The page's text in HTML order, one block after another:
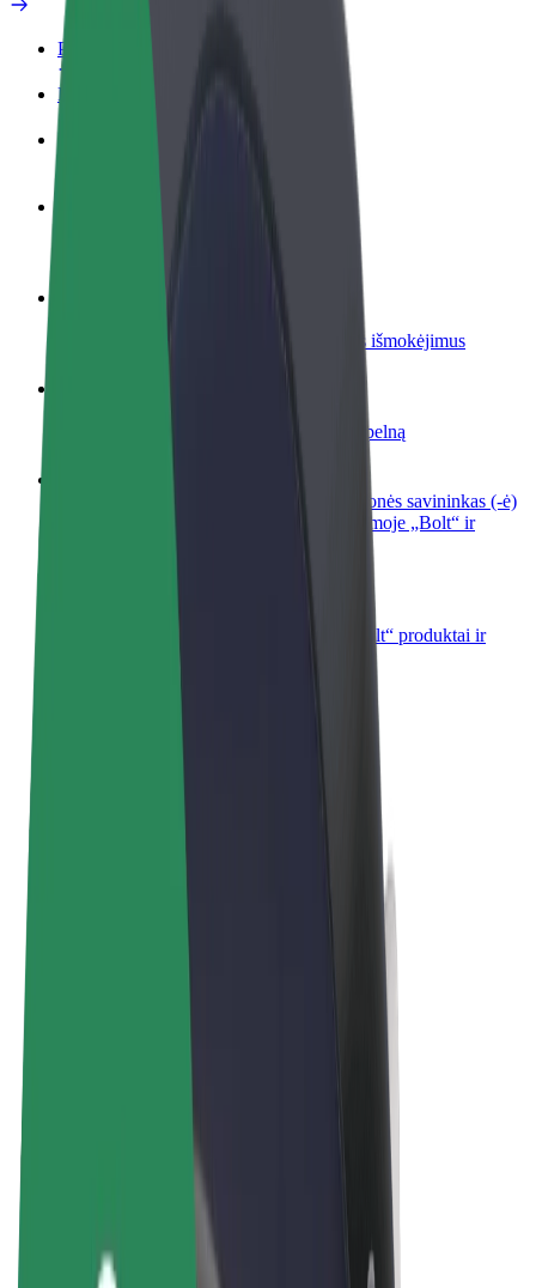
Privalumai
Kaip prisijungti
DUK
Tapkite vairuotoju (-a)
Pristatinėkite maistą ir gaukite savaitinius išmokėjimus
Pritraukite daugiau klientų ir padidinkite pelną
Registruotis kaip automobilių nuomos įmonės savininkas (-ė)
Užregistruokite savo automobilius platformoje „Bolt“ ir
Atskirų įmonių poreikiams pritaikomi „Bolt“ produktai ir
El. dviračiai